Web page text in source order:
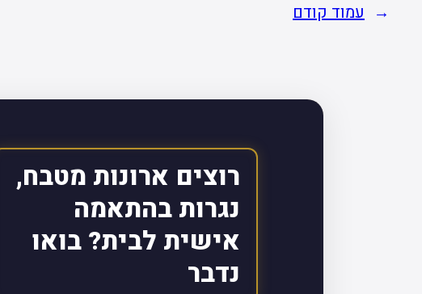
← עמוד קודם
רוצים ארונות מטבח,
נגרות בהתאמה
אישית לבית? בואו
נדבר